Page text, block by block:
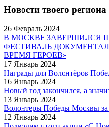
Новости твоего региона
26 Февраль 2024
В МОСКВЕ ЗАВЕРШИЛСЯ
ФЕСТИВАЛЬ
ВРЕМЯ ГЕРОЕВ»
17 Январь 2024
Награды для Волонтёров
16 Январь 2024
Новый год закончился, а
13 Январь 2024
Волонтеры Победы Москвы за
12 Январь 2024